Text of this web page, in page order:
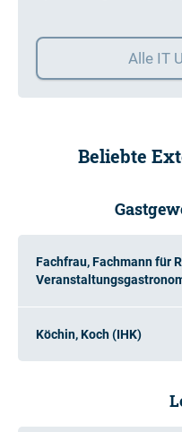
Alle IT
Beliebte
Fachfrau, Fachmann für
Köchin, Koch (IHK)